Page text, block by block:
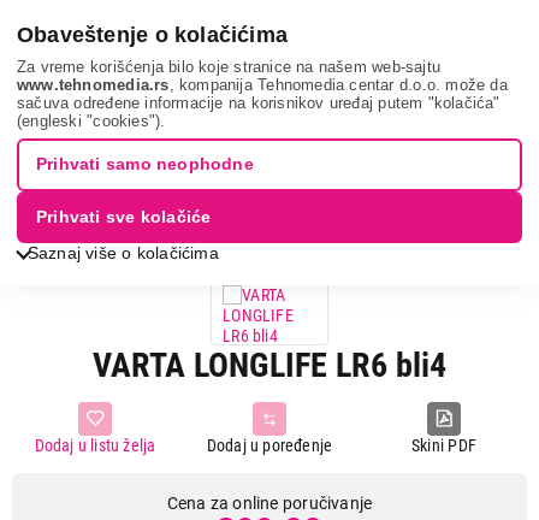
Obaveštenje o kolačićima
Za vreme korišćenja bilo koje stranice na našem web-sajtu
www.tehnomedia.rs , kompanija Tehnomedia centar d.o.o. može da
sačuva određene informacije na korisnikov uređaj putem "kolačića"
(engleski "cookies").
Saznaj više o kolačićima
Prihvati samo neophodne
Prihvati sve kolačiće
Sve za kuću i baštu Baterije i punjači Obične baterije
Varta
longlife ...
VARTA LONGLIFE LR6 bli4
Skini PDF
Dodaj u poređenje
Dodaj u listu želja
Cena za online poručivanje